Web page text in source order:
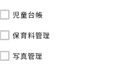
児童台帳
保育料管理
写真管理